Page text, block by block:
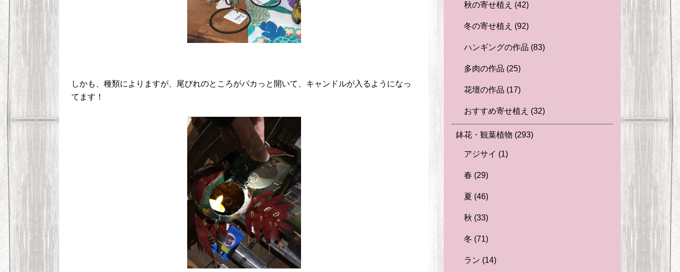
しかも、種類によりますが、尾びれのところがパカっと開いて、キャンドルが入るようになっ
てます！
秋の寄せ植え (42)
冬の寄せ植え (92)
ハンギングの作品 (83)
多肉の作品 (25)
花壇の作品 (17)
おすすめ寄せ植え (32)
鉢花・観葉植物 (293)
アジサイ (1)
春 (29)
夏 (46)
秋 (33)
冬 (71)
ラン (14)